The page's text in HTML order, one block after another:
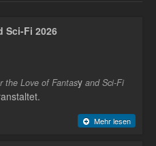
Sci-Fi 2026
the Love of Fantasy and Sci-Fi
Mehr lesen